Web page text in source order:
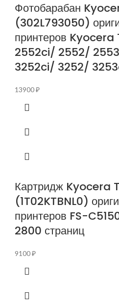
Фотобарабан
(302L793050)
принтеров Kyocera
2552ci/ 2552/
3252ci/ 3252/
13900₽
Картридж Kyocera
(1T02KTBNL0)
принтеров FS-
2800 страниц
9100₽